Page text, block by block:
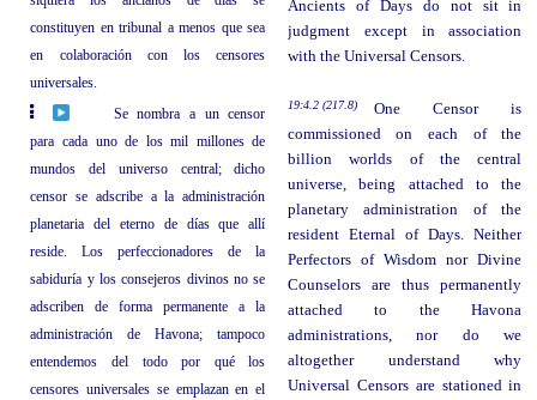
constituyen en tribunal a menos que sea
en colaboración con los censores
universales.
Ancients of Days do not sit in
judgment except in association
with the Universal Censors.
Se nombra a un censor
para cada uno de los mil millones de
mundos del universo central; dicho
censor se adscribe a la administración
planetaria del eterno de días que allí
reside. Los perfeccionadores de la
sabiduría y los consejeros divinos no se
adscriben de forma permanente a la
administración de Havona; tampoco
entendemos del todo por qué los
censores universales se emplazan en el
19:4.2 (217.8)
One Censor is
commissioned on each of the
billion worlds of the central
universe, being attached to the
planetary administration of the
resident Eternal of Days. Neither
Perfectors of Wisdom nor Divine
Counselors are thus permanently
attached to the Havona
administrations, nor do we
altogether understand why
Universal Censors are stationed in